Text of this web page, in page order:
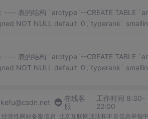
---- 表的结构 `arctype`--CREATE TABLE
NOT NULL default '0',`typerank`
---- 表的结构 `arctype`--CREATE TABLE
NOT NULL default '0',`typerank`
kefu@csdn.net
在线客
服
工作时间 8:30-
22:00
经营性网站备案信息 北京互联网违法和不良信息举报